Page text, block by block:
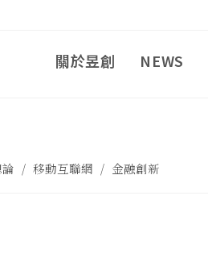
關於昱創 NEWS
/ 移動互聯網 / 金融創新